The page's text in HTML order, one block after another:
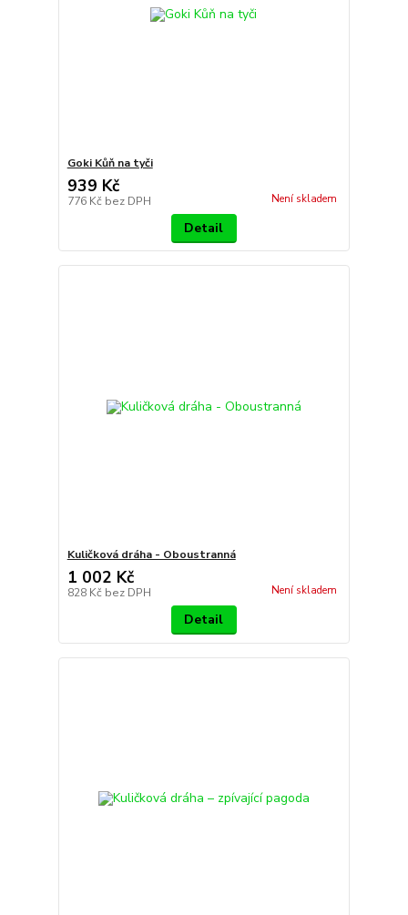
Goki Kůň na tyči
939 Kč
776 Kč bez DPH Není skladem
Detail
Kuličková dráha - Oboustranná
1 002 Kč
828 Kč bez DPH Není skladem
Detail